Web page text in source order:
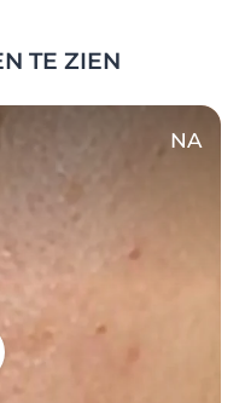
TE ZIEN
NA